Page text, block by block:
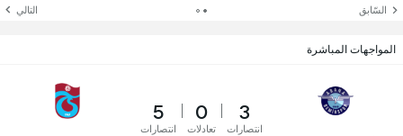
السّابق التالي
المواجهات المباشرة
3
انتصارات
0
تعادلات
5
انتصارات